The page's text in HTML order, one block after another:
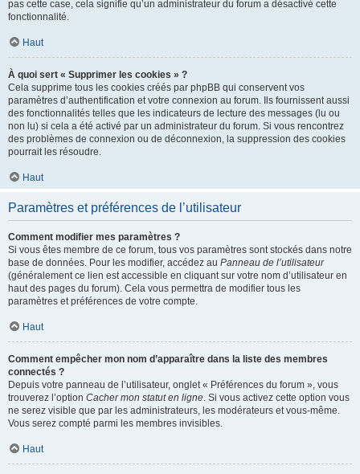
pas cette case, cela signifie qu’un administrateur du forum a désactivé cette
fonctionnalité.
Haut
À quoi sert « Supprimer les cookies » ?
Cela supprime tous les cookies créés par phpBB qui conservent vos
paramètres d’authentification et votre connexion au forum. Ils fournissent aussi
des fonctionnalités telles que les indicateurs de lecture des messages (lu ou
non lu) si cela a été activé par un administrateur du forum. Si vous rencontrez
des problèmes de connexion ou de déconnexion, la suppression des cookies
pourrait les résoudre.
Haut
Paramètres et préférences de l’utilisateur
Comment modifier mes paramètres ?
Si vous êtes membre de ce forum, tous vos paramètres sont stockés dans notre
base de données. Pour les modifier, accédez au Panneau de l’utilisateur
(généralement ce lien est accessible en cliquant sur votre nom d’utilisateur en
haut des pages du forum). Cela vous permettra de modifier tous les
paramètres et préférences de votre compte.
Haut
Comment empêcher mon nom d’apparaître dans la liste des membres
connectés ?
Depuis votre panneau de l’utilisateur, onglet « Préférences du forum », vous
trouverez l’option Cacher mon statut en ligne . Si vous activez cette option vous
ne serez visible que par les administrateurs, les modérateurs et vous-même.
Vous serez compté parmi les membres invisibles.
Haut